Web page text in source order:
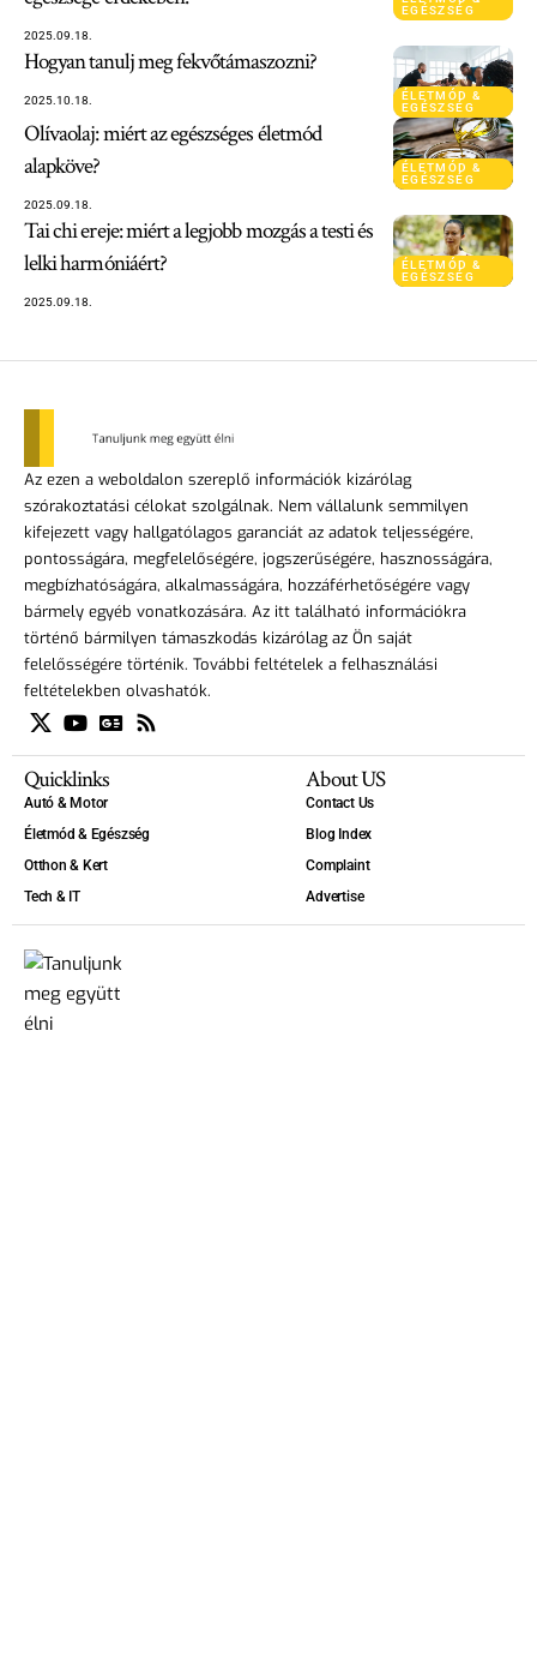
EGÉSZSÉG
2025.09.18.
ÉLETMÓD &
EGÉSZSÉG
Hogyan tanulj meg fekvőtámaszozni?
2025.10.18.
ÉLETMÓD &
EGÉSZSÉG
Olívaolaj: miért az egészséges életmód
alapköve?
2025.09.18.
ÉLETMÓD &
EGÉSZSÉG
Tai chi ereje: miért a legjobb mozgás a testi és
lelki harmóniáért?
2025.09.18.
Az ezen a weboldalon szereplő információk kizárólag
szórakoztatási célokat szolgálnak. Nem vállalunk semmilyen
kifejezett vagy hallgatólagos garanciát az adatok teljességére,
pontosságára, megfelelőségére, jogszerűségére, hasznosságára,
megbízhatóságára, alkalmasságára, hozzáférhetőségére vagy
bármely egyéb vonatkozására. Az itt található információkra
történő bármilyen támaszkodás kizárólag az Ön saját
felelősségére történik. További feltételek a felhasználási
feltételekben olvashatók.
Quicklinks
Autó & Motor
Életmód & Egészség
Otthon & Kert
Tech & IT
About US
Contact Us
Blog Index
Complaint
Advertise